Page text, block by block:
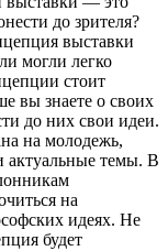
до зрителя?
выставки
могли легко
стоит
вы знаете о своих
до них свои идеи.
на молодежь,
актуальные темы. В
на
идеях. Не
будет